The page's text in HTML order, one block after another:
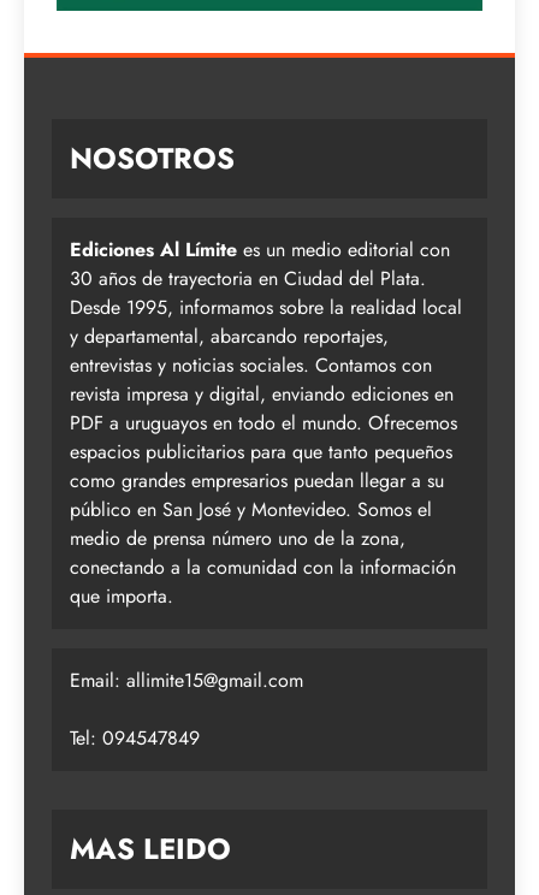
NOSOTROS
Ediciones Al Límite es un medio editorial con
30 años de trayectoria en Ciudad del Plata.
Desde 1995, informamos sobre la realidad local
y departamental, abarcando reportajes,
entrevistas y noticias sociales. Contamos con
revista impresa y digital, enviando ediciones en
PDF a uruguayos en todo el mundo. Ofrecemos
espacios publicitarios para que tanto pequeños
como grandes empresarios puedan llegar a su
público en San José y Montevideo. Somos el
medio de prensa número uno de la zona,
conectando a la comunidad con la información
que importa.
Email: allimite15@gmail.com
Tel: 094547849
MAS LEIDO